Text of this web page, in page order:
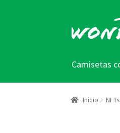
a
navegación
al
Camisetas
Inicio NFTs